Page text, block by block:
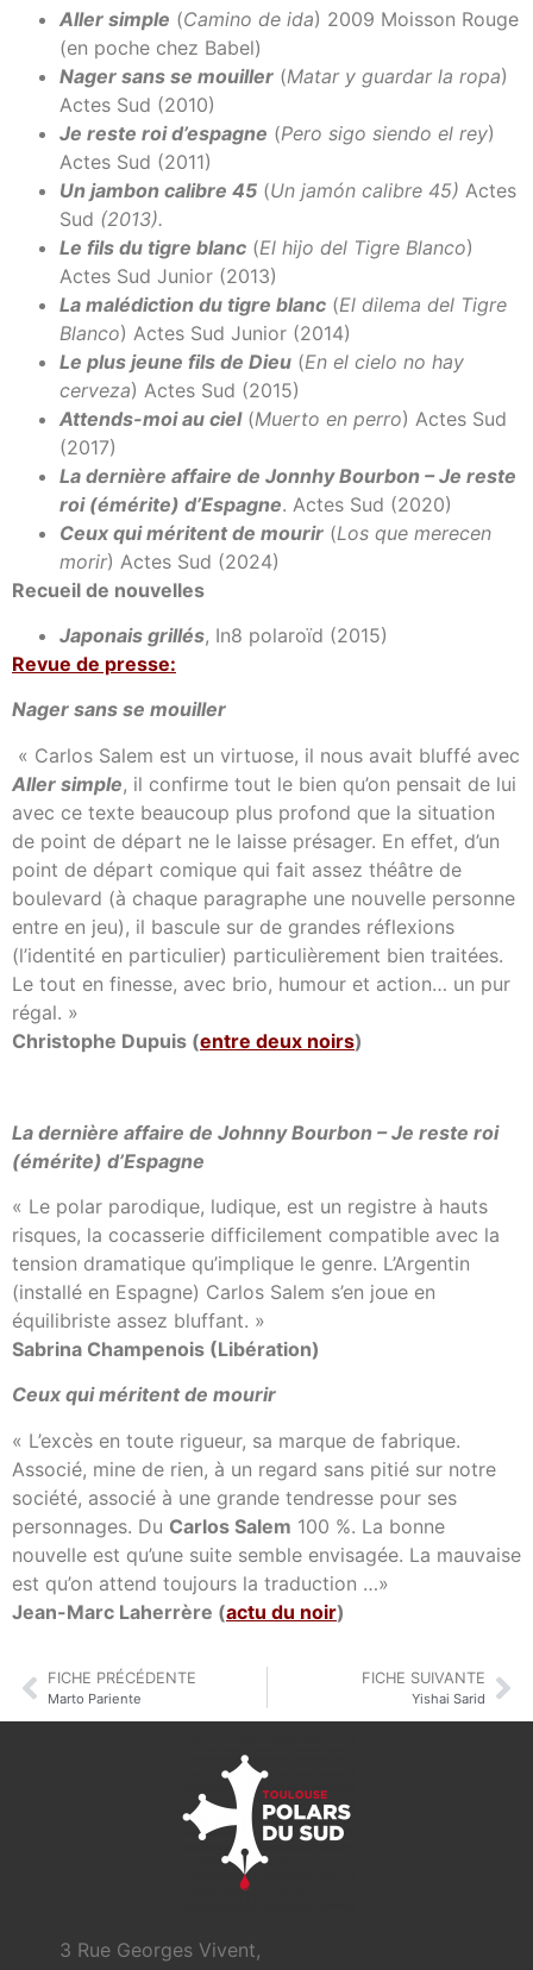
Aller simple (Camino de ida) 2009 Moisson Rouge
(en poche chez Babel)
Nager sans se mouiller (Matar y guardar la ropa)
Actes Sud (2010)
Je reste roi d’espagne (Pero sigo siendo el rey)
Actes Sud (2011)
Un jambon calibre 45 (Un jamón calibre 45) Actes
Sud (2013).
Le fils du tigre blanc (El hijo del Tigre Blanco)
Actes Sud Junior (2013)
La malédiction du tigre blanc (El dilema del Tigre
Blanco) Actes Sud Junior (2014)
Le plus jeune fils de Dieu (En el cielo no hay
cerveza) Actes Sud (2015)
Attends-moi au ciel(Muerto en perro) Actes Sud
(2017)
La dernière affaire de Jonnhy Bourbon – Je reste
roi (émérite) d’Espagne. Actes Sud (2020)
Ceux qui méritent de mourir (Los que merecen
morir) Actes Sud (2024)
Recueil de nouvelles
Japonais grillés, In8 polaroïd (2015)
Revue de presse:
Nager sans se mouiller
« Carlos Salem est un virtuose, il nous avait bluffé avec
Aller simple, il confirme tout le bien qu’on pensait de lui
avec ce texte beaucoup plus profond que la situation
de point de départ ne le laisse présager. En effet, d’un
point de départ comique qui fait assez théâtre de
boulevard (à chaque paragraphe une nouvelle personne
entre en jeu), il bascule sur de grandes réflexions
(l’identité en particulier) particulièrement bien traitées.
Le tout en finesse, avec brio, humour et action… un pur
régal. »
Christophe Dupuis (entre deux noirs)
La dernière affaire de Johnny Bourbon – Je reste roi
(émérite) d’Espagne
« Le polar parodique, ludique, est un registre à hauts
risques, la cocasserie difficilement compatible avec la
tension dramatique qu’implique le genre. L’Argentin
(installé en Espagne) Carlos Salem s’en joue en
équilibriste assez bluffant. »
Sabrina Champenois (Libération)
Ceux qui méritent de mourir
« L’excès en toute rigueur, sa marque de fabrique.
Associé, mine de rien, à un regard sans pitié sur notre
société, associé à une grande tendresse pour ses
personnages. Du Carlos Salem 100 %. La bonne
nouvelle est qu’une suite semble envisagée. La mauvaise
est qu’on attend toujours la traduction …»
Jean-Marc Laherrère (actu du noir)
FICHE PRÉCÉDENTE
Marto Pariente
FICHE SUIVANTE
Yishai Sarid
3 Rue Georges Vivent,